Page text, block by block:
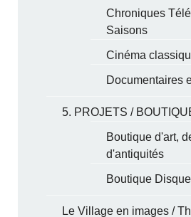
Chroniques
Saisons
Cinéma
Documentaires
5. PROJETS /
Boutique d'art,
d'antiquités
Boutique
Le Village en images /